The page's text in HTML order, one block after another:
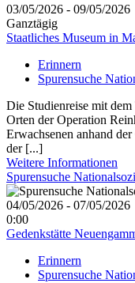
03/05/2026 - 09/05/
Ganztägig
Staatliches Museum in
Erinnern
Spurensuche
Die Studienreise mit
Orten der Operation
Erwachsenen anhand
der [...]
Weitere Informationen
Spurensuche
04/05/2026 - 07/05/
0:00
Gedenkstätte
Erinnern
Spurensuche